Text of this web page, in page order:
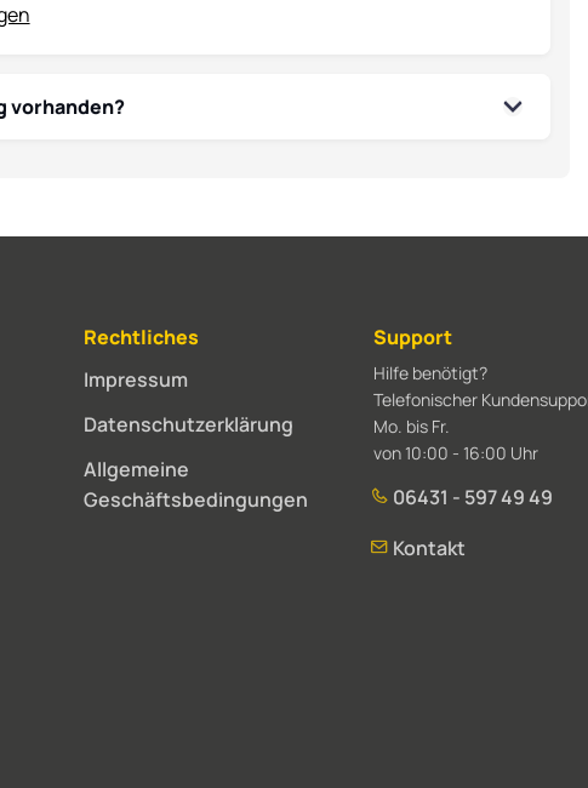
vorhanden?
Rechtliches
Impressum
Datenschutzerklärung
Allgemeine
Geschäftsbedingungen
Support
Hilfe benötigt?
Telefonischer
Mo. bis Fr.
von 10:00 - 16:00 Uhr
06431 - 597 49 49
Kontakt